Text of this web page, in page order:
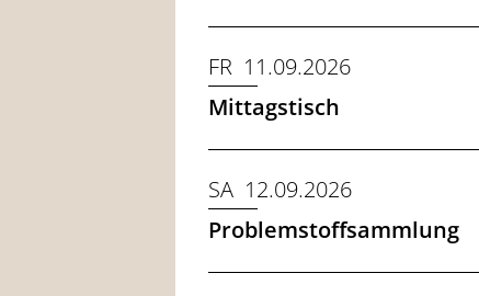
FR 11.09.2026
Mittagstisch
SA 12.09.2026
Problemstoffsammlung